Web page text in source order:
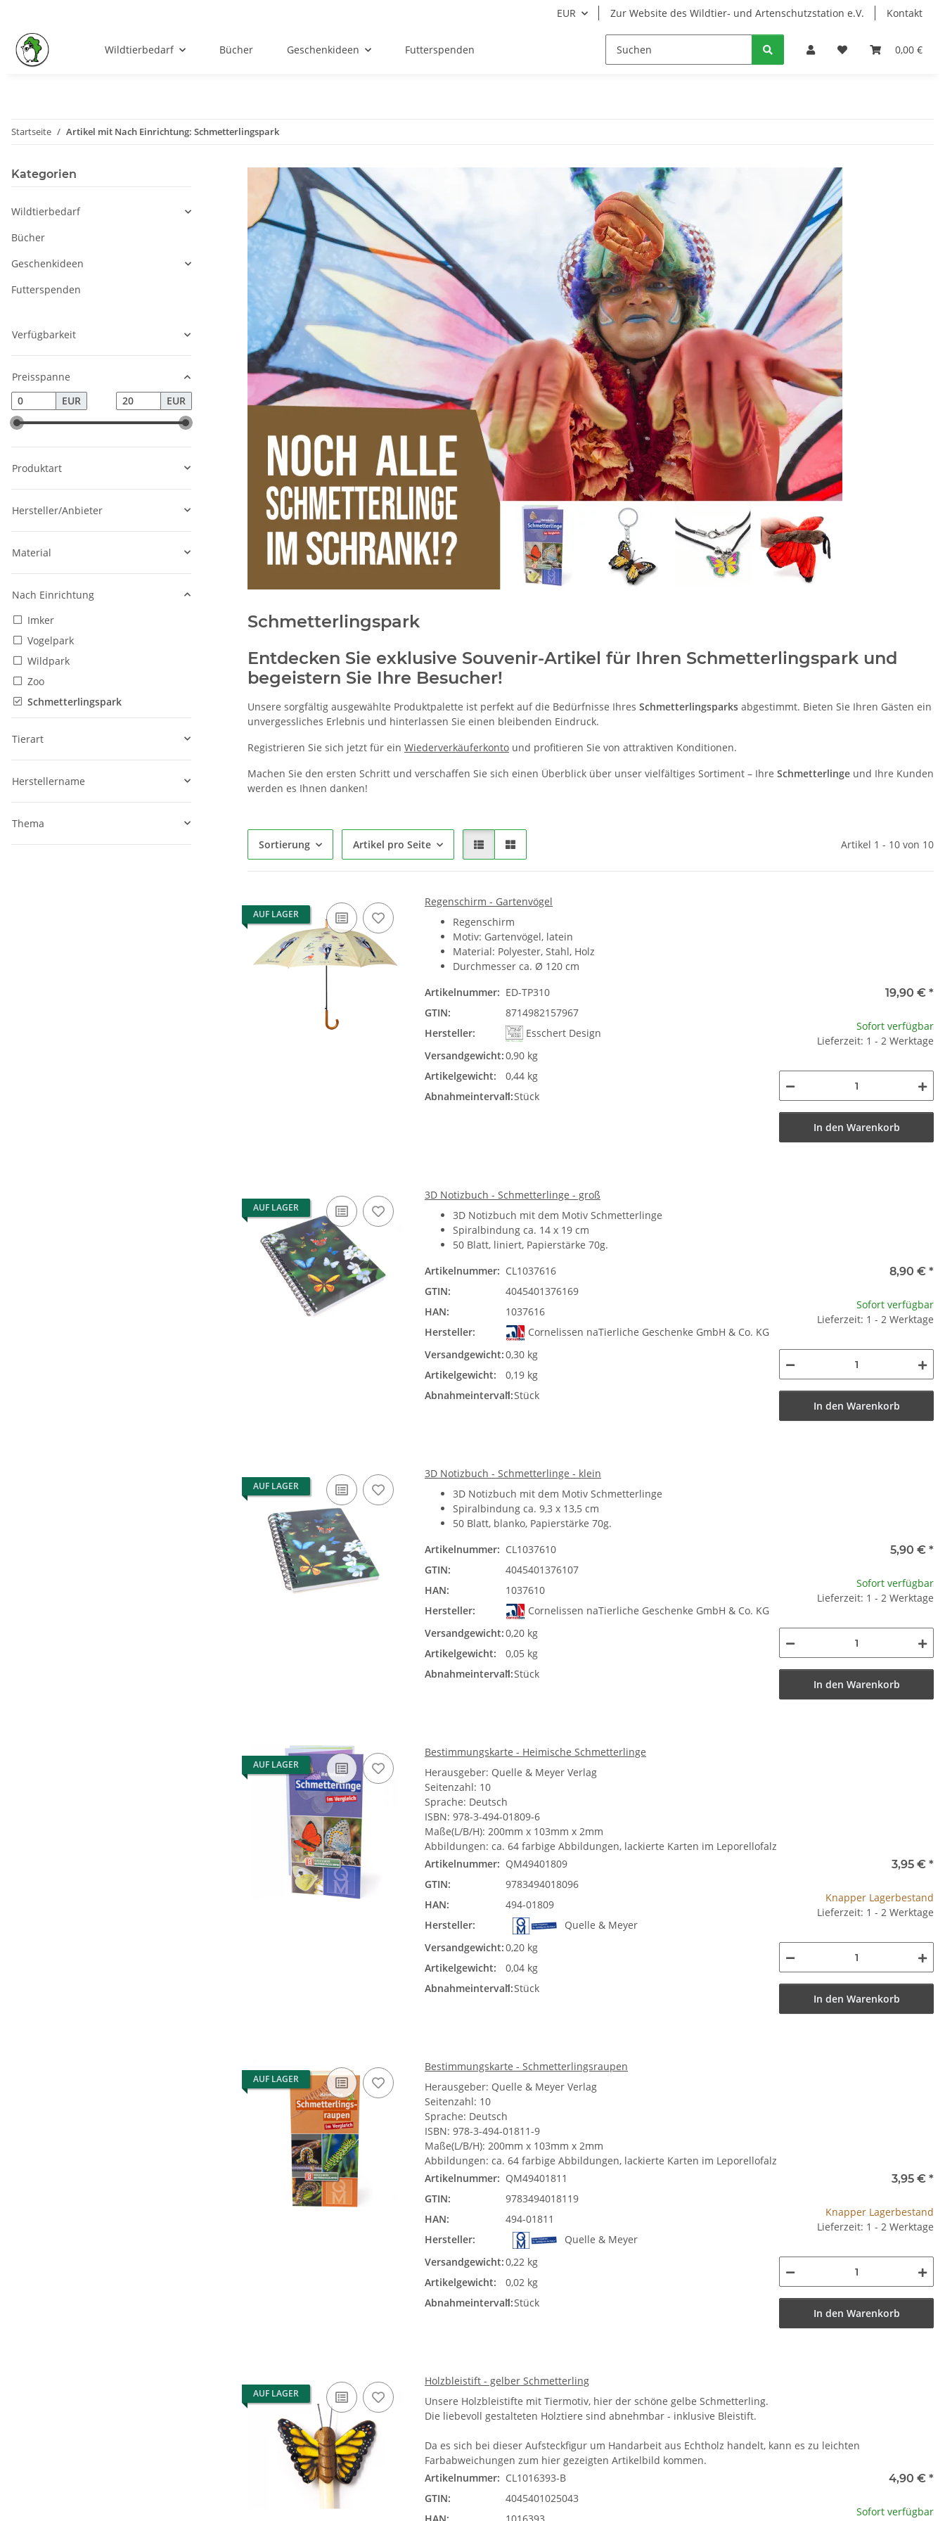
EUR Zur Website des Wildtier- und Artenschutzstation e.V. Kontakt
0,00 €
Wildtierbedarf Bücher Geschenkideen Futterspenden
Startseite Artikel mit Nach Einrichtung: Schmetterlingspark
Schmetterlingspark
Entdecken Sie exklusive Souvenir-Artikel für Ihren Schmetterlingspark und
begeistern Sie Ihre Besucher!
Unsere sorgfältig ausgewählte Produktpalette ist perfekt auf die Bedürfnisse Ihres Schmetterlingsparks abgestimmt. Bieten Sie Ihren Gästen ein
unvergessliches Erlebnis und hinterlassen Sie einen bleibenden Eindruck.
Registrieren Sie sich jetzt für ein Wiederverkäuferkonto und profitieren Sie von attraktiven Konditionen.
Machen Sie den ersten Schritt und verschaffen Sie sich einen Überblick über unser vielfältiges Sortiment – Ihre Schmetterlinge und Ihre Kunden
werden es Ihnen danken!
Sortierung Artikel pro Seite Artikel 1 - 10 von 10
AUF LAGER
Regenschirm - Gartenvögel
Regenschirm
Motiv: Gartenvögel, latein
Material: Polyester, Stahl, Holz
Durchmesser ca. Ø 120 cm
Artikelnummer: ED-TP310
GTIN:
8714982157967
Hersteller:
Esschert Design
Versandgewicht:0,90 kg
Artikelgewicht:
0,44 kg
Abnahmeintervall:1 Stück
19,90 € *
Sofort verfügbar
Lieferzeit: 1 - 2 Werktage
In den Warenkorb
AUF LAGER
3D Notizbuch - Schmetterlinge - groß
3D Notizbuch mit dem Motiv Schmetterlinge
Spiralbindung ca. 14 x 19 cm
50 Blatt, liniert, Papierstärke 70g.
Artikelnummer: CL1037616
GTIN:
4045401376169
HAN:
1037616
Hersteller:
Cornelissen naTierliche Geschenke GmbH & Co. KG
Versandgewicht:0,30 kg
Artikelgewicht:
0,19 kg
Abnahmeintervall:1 Stück
8,90 € *
Sofort verfügbar
Lieferzeit: 1 - 2 Werktage
In den Warenkorb
AUF LAGER
3D Notizbuch - Schmetterlinge - klein
3D Notizbuch mit dem Motiv Schmetterlinge
Spiralbindung ca. 9,3 x 13,5 cm
50 Blatt, blanko, Papierstärke 70g.
Artikelnummer: CL1037610
GTIN:
4045401376107
HAN:
1037610
Hersteller:
Cornelissen naTierliche Geschenke GmbH & Co. KG
Versandgewicht:0,20 kg
Artikelgewicht:
0,05 kg
Abnahmeintervall:1 Stück
5,90 € *
Sofort verfügbar
Lieferzeit: 1 - 2 Werktage
In den Warenkorb
AUF LAGER
Bestimmungskarte - Heimische Schmetterlinge
Herausgeber: Quelle & Meyer Verlag
Seitenzahl: 10
Sprache: Deutsch
ISBN: 978-3-494-01809-6
Maße(L/B/H): 200mm x 103mm x 2mm
Abbildungen: ca. 64 farbige Abbildungen, lackierte Karten im Leporellofalz
Artikelnummer: QM49401809
GTIN:
9783494018096
HAN:
494-01809
Hersteller:
Quelle & Meyer
Versandgewicht:0,20 kg
Artikelgewicht:
0,04 kg
Abnahmeintervall:1 Stück
3,95 € *
Knapper Lagerbestand
Lieferzeit: 1 - 2 Werktage
In den Warenkorb
AUF LAGER
Bestimmungskarte - Schmetterlingsraupen
Herausgeber: Quelle & Meyer Verlag
Seitenzahl: 10
Sprache: Deutsch
ISBN: 978-3-494-01811-9
Maße(L/B/H): 200mm x 103mm x 2mm
Abbildungen: ca. 64 farbige Abbildungen, lackierte Karten im Leporellofalz
Artikelnummer: QM49401811
GTIN:
9783494018119
HAN:
494-01811
Hersteller:
Quelle & Meyer
Versandgewicht:0,22 kg
Artikelgewicht:
0,02 kg
Abnahmeintervall:1 Stück
3,95 € *
Knapper Lagerbestand
Lieferzeit: 1 - 2 Werktage
In den Warenkorb
AUF LAGER
Holzbleistift - gelber Schmetterling
Unsere Holzbleistifte mit Tiermotiv, hier der schöne gelbe Schmetterling.
Die liebevoll gestalteten Holztiere sind abnehmbar - inklusive Bleistift.
Da es sich bei dieser Aufsteckfigur um Handarbeit aus Echtholz handelt, kann es zu leichten
Farbabweichungen zum hier gezeigten Artikelbild kommen.
Artikelnummer: CL1016393-B
GTIN:
4045401025043
4,90 € *
Sofort verfügbar
Kategorien
Wildtierbedarf
Bücher
Geschenkideen
Futterspenden
Verfügbarkeit
Preisspanne
EUR
EUR
Produktart
Hersteller/Anbieter
Material
Nach Einrichtung
Imker
Vogelpark
Wildpark
Zoo
Schmetterlingspark
Tierart
Herstellername
Thema